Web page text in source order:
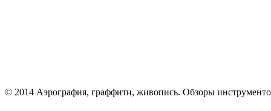
© 2014 Аэрография, граффити, живопись. Обзоры